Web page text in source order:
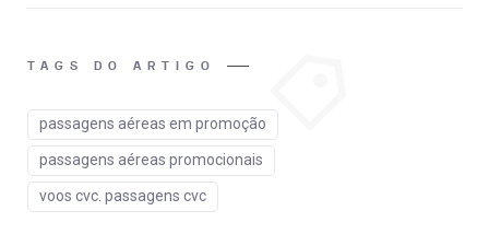
TAGS DO ARTIGO
passagens aéreas em promoção
passagens aéreas promocionais
voos cvc. passagens cvc